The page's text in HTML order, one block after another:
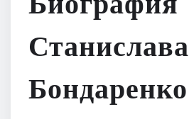
Станислава
Бондаренко